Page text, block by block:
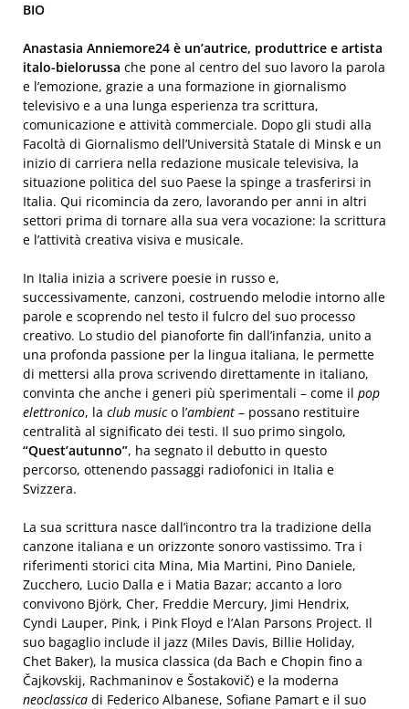
BIO
Anastasia Anniemore24 è un’autrice, produttrice e artista
italo-bielorussa che pone al centro del suo lavoro la parola
e l’emozione, grazie a una formazione in giornalismo
televisivo e a una lunga esperienza tra scrittura,
comunicazione e attività commerciale. Dopo gli studi alla
Facoltà di Giornalismo dell’Università Statale di Minsk e un
inizio di carriera nella redazione musicale televisiva, la
situazione politica del suo Paese la spinge a trasferirsi in
Italia. Qui ricomincia da zero, lavorando per anni in altri
settori prima di tornare alla sua vera vocazione: la scrittura
e l’attività creativa visiva e musicale.
In Italia inizia a scrivere poesie in russo e,
successivamente, canzoni, costruendo melodie intorno alle
parole e scoprendo nel testo il fulcro del suo processo
creativo. Lo studio del pianoforte fin dall’infanzia, unito a
una profonda passione per la lingua italiana, le permette
di mettersi alla prova scrivendo direttamente in italiano,
convinta che anche i generi più sperimentali – come il pop
elettronico, la club musico l’ambient – possano restituire
centralità al significato dei testi. Il suo primo singolo,
“Quest’autunno”, ha segnato il debutto in questo
percorso, ottenendo passaggi radiofonici in Italia e
Svizzera.
La sua scrittura nasce dall’incontro tra la tradizione della
canzone italiana e un orizzonte sonoro vastissimo. Tra i
riferimenti storici cita Mina, Mia Martini, Pino Daniele,
Zucchero, Lucio Dalla e i Matia Bazar; accanto a loro
convivono Björk, Cher, Freddie Mercury, Jimi Hendrix,
Cyndi Lauper, Pink, i Pink Floyd e l’Alan Parsons Project. Il
suo bagaglio include il jazz (Miles Davis, Billie Holiday,
Chet Baker), la musica classica (da Bach e Chopin fino a
Čajkovskij, Rachmaninov e Šostakovič) e la moderna
neoclassica di Federico Albanese, Sofiane Pamart e il suo